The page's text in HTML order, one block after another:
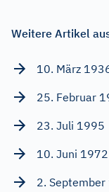
Weitere Artikel
10. März
25. Februar
23. Juli 1995
10. Juni 1972
2.